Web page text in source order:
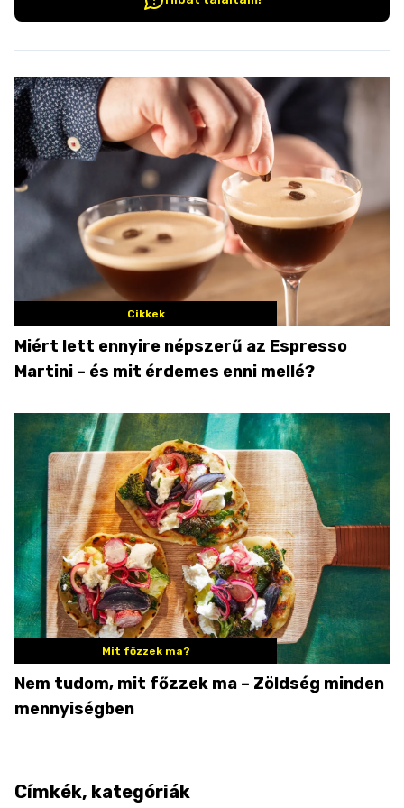
Cikkek
Miért lett ennyire népszerű az Espresso
Martini – és mit érdemes enni mellé?
Mit főzzek ma?
Nem tudom, mit főzzek ma – Zöldség minden
mennyiségben
Címkék, kategóriák